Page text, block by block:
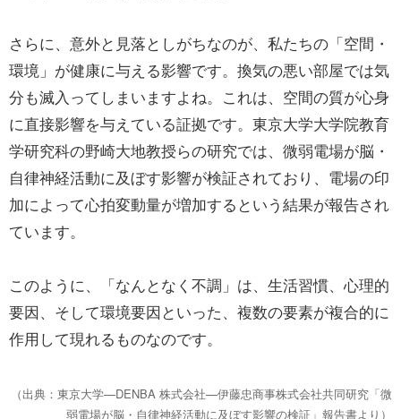
さらに、意外と見落としがちなのが、私たちの「空間・
環境」が健康に与える影響です。換気の悪い部屋では気
分も滅入ってしまいますよね。これは、空間の質が心身
に直接影響を与えている証拠です。東京大学大学院教育
学研究科の野崎大地教授らの研究では、微弱電場が脳・
自律神経活動に及ぼす影響が検証されており、電場の印
加によって心拍変動量が増加するという結果が報告され
ています。
このように、「なんとなく不調」は、生活習慣、心理的
要因、そして環境要因といった、複数の要素が複合的に
作用して現れるものなのです。
（出典：東京大学—DENBA 株式会社—伊藤忠商事株式会社共同研究「微
弱電場が脳・自律神経活動に及ぼす影響の検証」報告書より）